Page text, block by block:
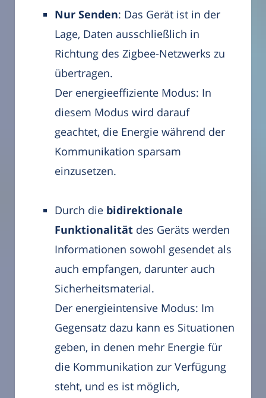
Nur Senden: Das Gerät ist in der
Lage, Daten ausschließlich in
Richtung des Zigbee-Netzwerks zu
übertragen.
Der energieeffiziente Modus: In
diesem Modus wird darauf
geachtet, die Energie während der
Kommunikation sparsam
einzusetzen.
Durch die bidirektionale
Funktionalität des Geräts werden
Informationen sowohl gesendet als
auch empfangen, darunter auch
Sicherheitsmaterial.
Der energieintensive Modus: Im
Gegensatz dazu kann es Situationen
geben, in denen mehr Energie für
die Kommunikation zur Verfügung
steht, und es ist möglich,